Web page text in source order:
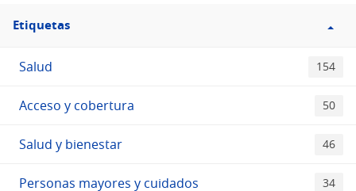
Filtro
Etiquetas
Etiquetas
Salud 154
Acceso y cobertura 50
Salud y bienestar 46
Personas mayores y cuidados 34